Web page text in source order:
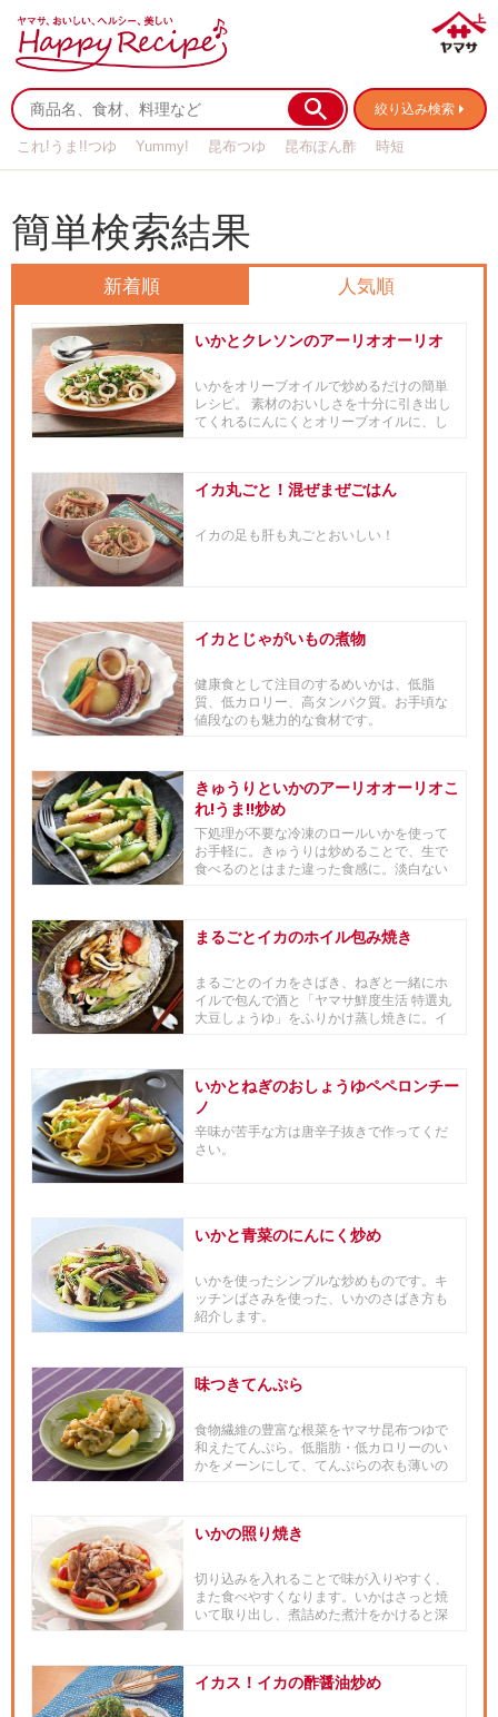
絞り込み検索
これ!うま!!つゆ Yummy! 昆布つゆ 昆布ぽん酢
時短
簡単検索結果
新着順 人気順
いかとクレソンのアーリオオーリオ
いかをオリーブオイルで炒めるだけの簡単
レシピ。 素材のおいしさを十分に引き出し
てくれるにんにくとオリーブオイルに、し
イカ丸ごと！混ぜまぜごはん
イカの足も肝も丸ごとおいしい！
イカとじゃがいもの煮物
健康食として注目のするめいかは、低脂
質、低カロリー、高タンパク質。お手頃な
値段なのも魅力的な食材です。
きゅうりといかのアーリオオーリオこ
れ!うま!!炒め
下処理が不要な冷凍のロールいかを使って
お手軽に。きゅうりは炒めることで、生で
食べるのとはまた違った食感に。淡白ない
まるごとイカのホイル包み焼き
まるごとのイカをさばき、ねぎと一緒にホ
イルで包んで酒と「ヤマサ鮮度生活 特選丸
大豆しょうゆ」をふりかけ蒸し焼きに。イ
いかとねぎのおしょうゆペペロンチー
ノ
辛味が苦手な方は唐辛子抜きで作ってくだ
さい。
いかと青菜のにんにく炒め
いかを使ったシンプルな炒めものです。キ
ッチンばさみを使った、いかのさばき方も
紹介します。
味つきてんぷら
食物繊維の豊富な根菜をヤマサ昆布つゆで
和えたてんぷら。低脂肪・低カロリーのい
かをメーンにして、てんぷらの衣も薄いの
いかの照り焼き
切り込みを入れることで味が入りやすく、
また食べやすくなります。いかはさっと焼
いて取り出し、煮詰めた煮汁をかけると深
イカス！イカの酢醤油炒め